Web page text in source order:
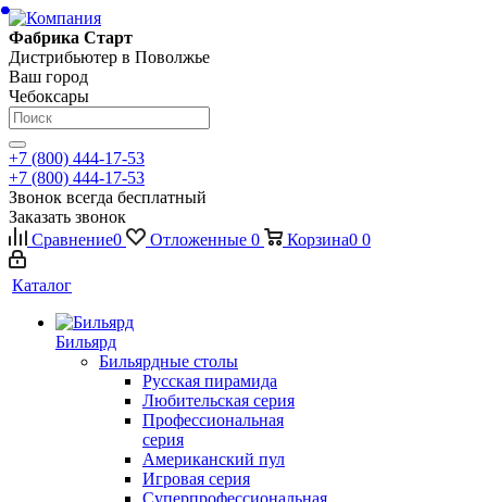
Фабрика Старт
Дистрибьютер в Поволжье
Ваш город
Чебоксары
+7 (800) 444-17-53
+7 (800) 444-17-53
Звонок всегда бесплатный
Заказать звонок
Сравнение0 Отложенные 0 Корзина0 0
Каталог
Бильярд
Бильярдные столы
Русская пирамида
Любительская серия
Профессиональная
серия
Американский пул
Игровая серия
Суперпрофессиональная